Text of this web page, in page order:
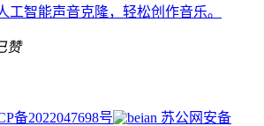
工智能声音克隆，轻松创作音乐。
赞
备2022047698号
苏公网安备